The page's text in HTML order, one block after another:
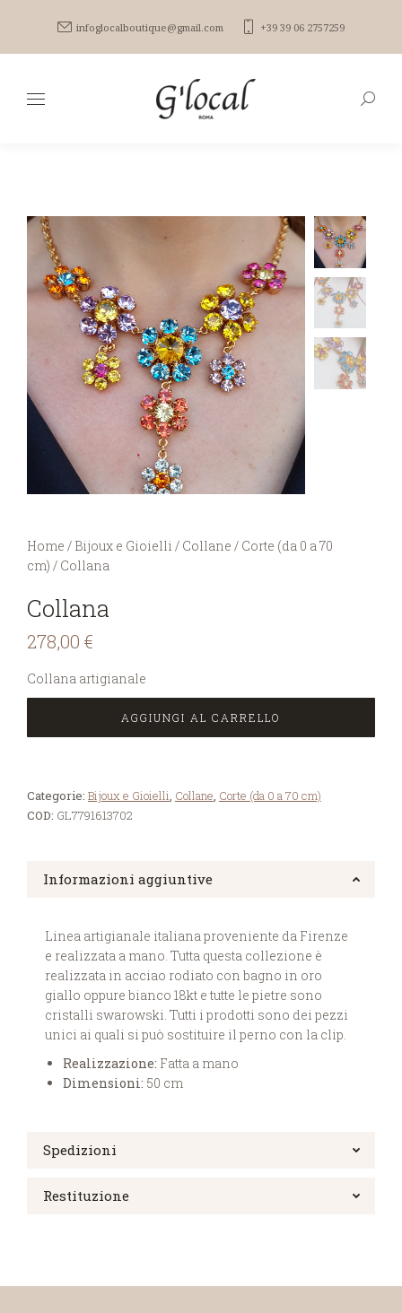
infoglocalboutique@gmail.com +39 39 06 2757259
You are here:
Home / Bijoux e Gioielli / Collane / Corte (da 0 a 70
cm) / Collana
Collana
278,00 €
Collana artigianale
AGGIUNGI AL CARRELLO
Categorie: Bijoux e Gioielli, Collane, Corte (da 0 a 70 cm)
COD: GL7791613702
Informazioni aggiuntive
Linea artigianale italiana proveniente da Firenze
e realizzata a mano. Tutta questa collezione è
realizzata in acciao rodiato con bagno in oro
giallo oppure bianco 18kt e tutte le pietre sono
cristalli swarowski. Tutti i prodotti sono dei pezzi
unici ai quali si può sostituire il perno con la clip.
Realizzazione: Fatta a mano
Dimensioni: 50 cm
Spedizioni
Restituzione